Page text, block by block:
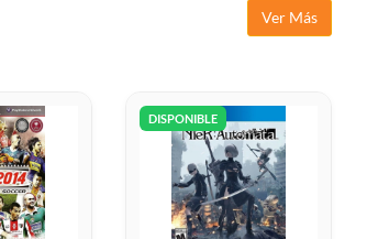
Ver Más
DISPONIBLE